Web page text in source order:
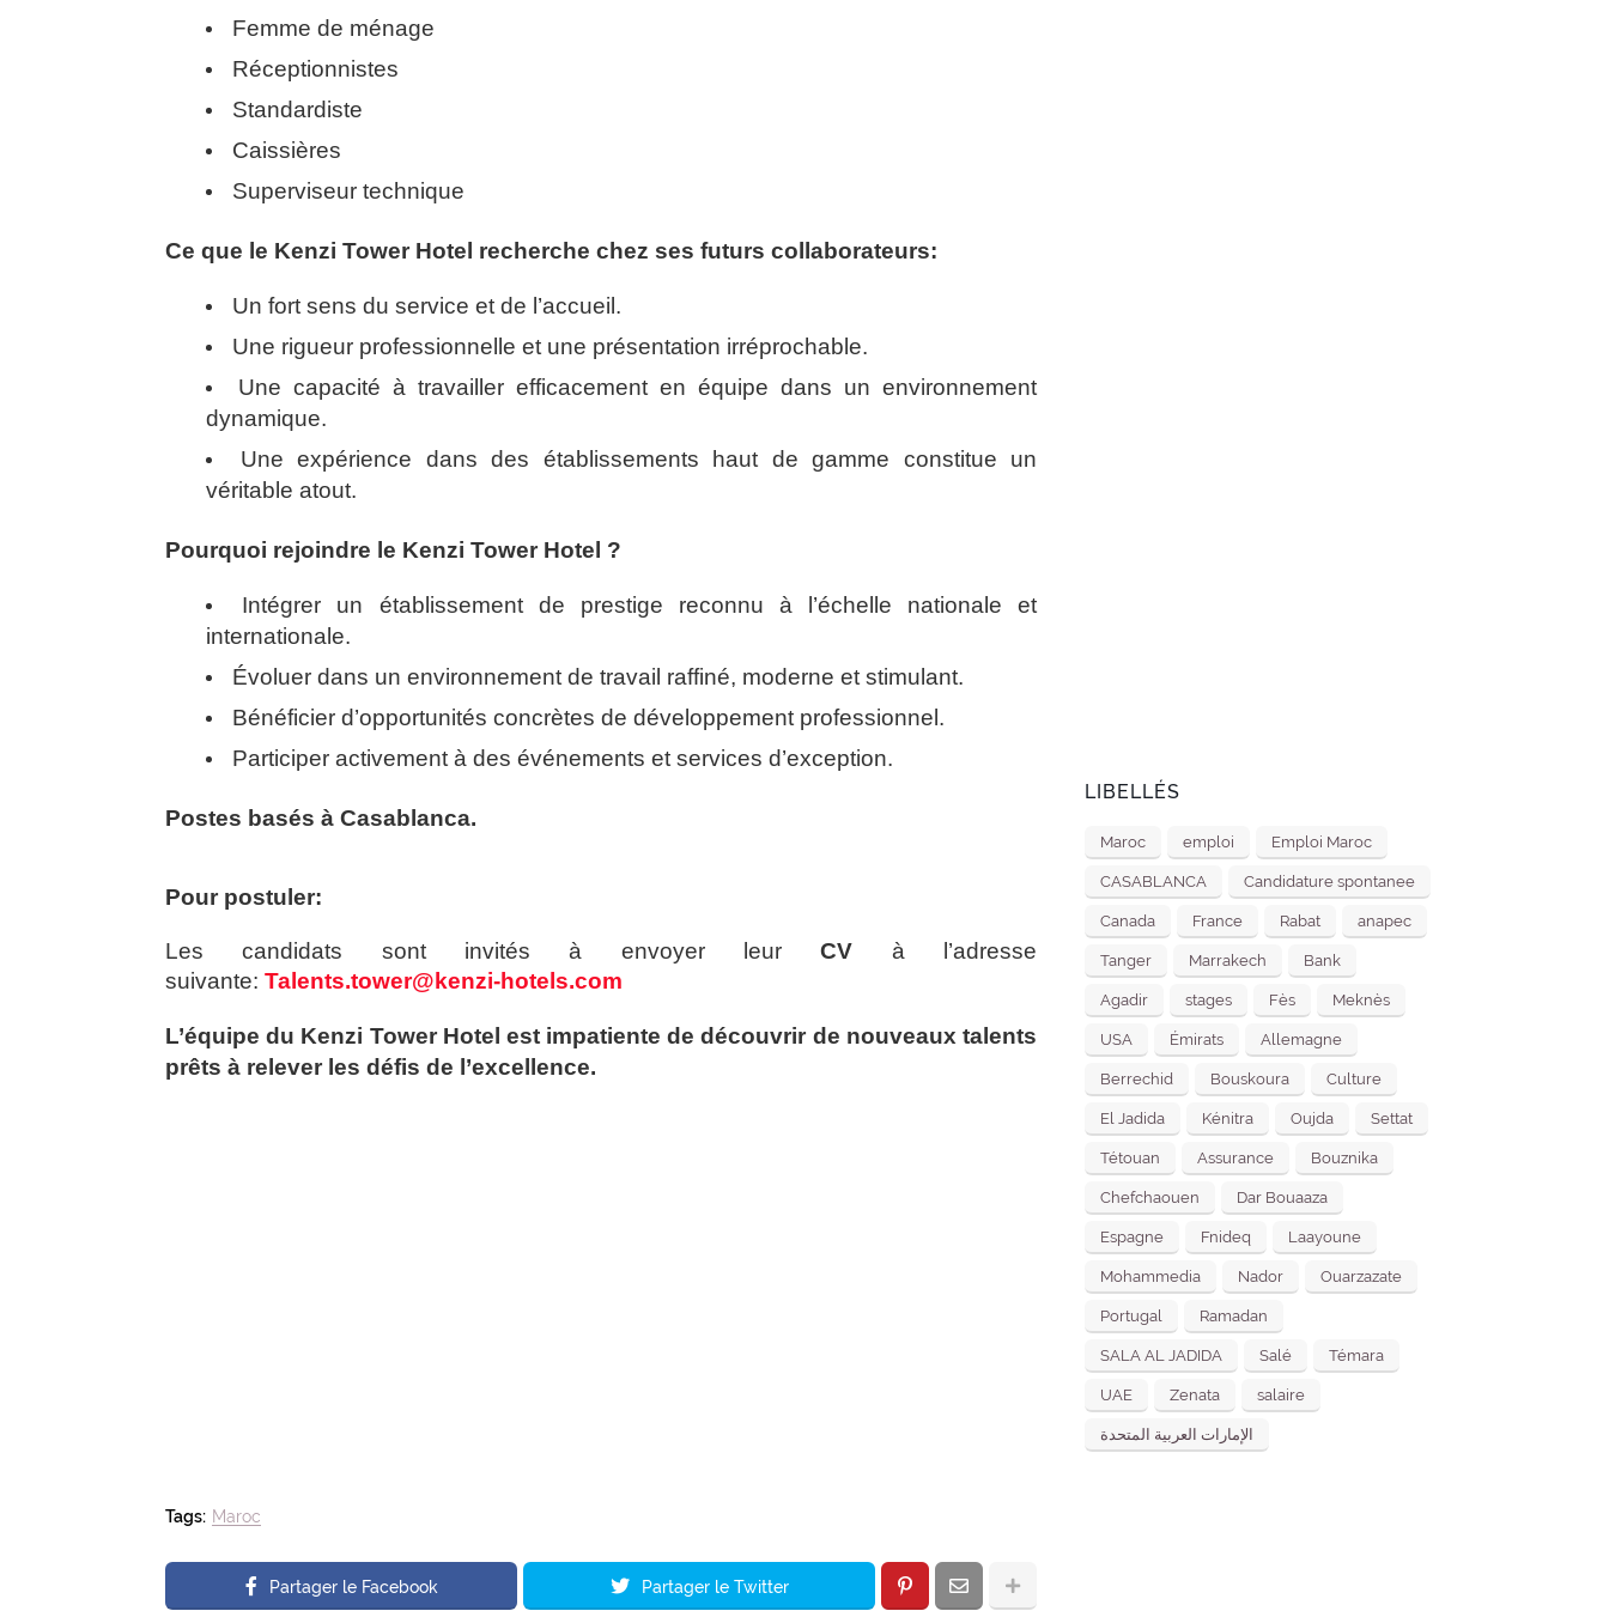
Femme de ménage
Réceptionnistes
Standardiste
Caissières
Superviseur technique
Ce que le Kenzi Tower Hotel recherche chez ses futurs collaborateurs:
Un fort sens du service et de l’accueil.
Une rigueur professionnelle et une présentation irréprochable.
Une capacité à travailler efficacement en équipe dans un environnement
dynamique.
Une expérience dans des établissements haut de gamme constitue un
véritable atout.
Pourquoi rejoindre le Kenzi Tower Hotel ?
Intégrer un établissement de prestige reconnu à l’échelle nationale et
internationale.
Évoluer dans un environnement de travail raffiné, moderne et stimulant.
Bénéficier d’opportunités concrètes de développement professionnel.
Participer activement à des événements et services d’exception.
Postes basés à Casablanca.
Pour postuler:
Les candidats sont invités à envoyer leurCV à l’adresse
suivante: Talents.tower@kenzi-hotels.com
L’équipe du Kenzi Tower Hotel est impatiente de découvrir de nouveaux talents
prêts à relever les défis de l’excellence.
Tags: Maroc
Partager le Facebook Partager le Twitter
LIBELLÉS
Maroc emploi Emploi Maroc
CASABLANCA Candidature spontanee
Canada France Rabat anapec
Tanger Marrakech Bank
Agadir stages Fès Meknès
USA Émirats Allemagne
Berrechid Bouskoura Culture
El Jadida Kénitra Oujda Settat
Tétouan Assurance Bouznika
Chefchaouen Dar Bouaaza
Espagne Fnideq Laayoune
Mohammedia Nador Ouarzazate
Portugal Ramadan
SALA AL JADIDA Salé Témara
UAE Zenata salaire
الإمارات العربية المتحدة